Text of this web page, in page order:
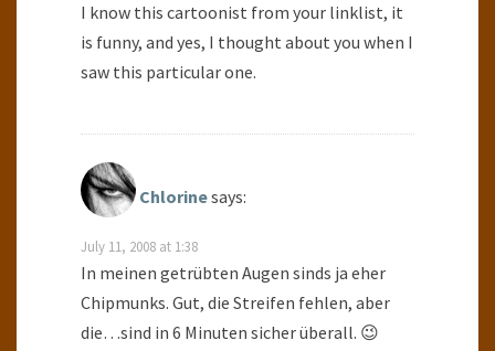
I know this cartoonist from your linklist, it
is funny, and yes, I thought about you when I
saw this particular one.
Chlorinesays:
July 11, 2008 at 1:38
In meinen getrübten Augen sinds ja eher
Chipmunks. Gut, die Streifen fehlen, aber
die…sind in 6 Minuten sicher überall. 😉